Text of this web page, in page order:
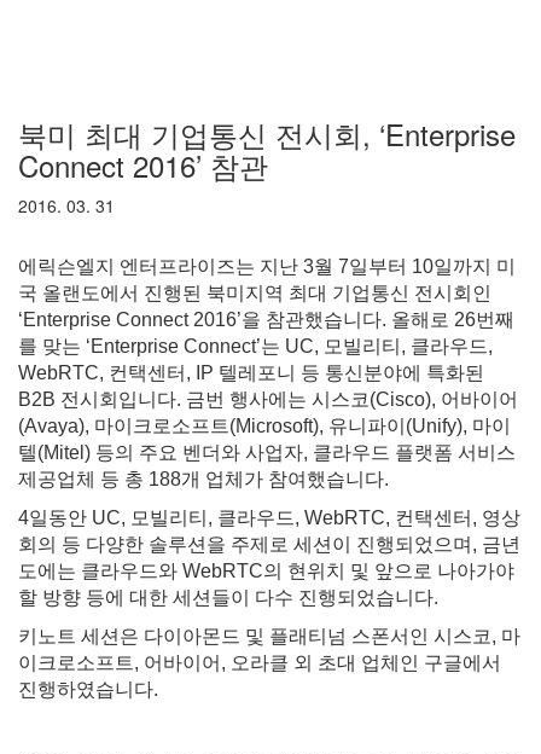
북미 최대 기업통신 전시회, ‘Enterprise
Connect 2016’ 참관
2016. 03. 31
에릭슨엘지 엔터프라이즈는 지난 3월 7일부터 10일까지 미
국 올랜도에서 진행된 북미지역 최대 기업통신 전시회인
‘Enterprise Connect 2016’을 참관했습니다. 올해로 26번째
를 맞는 ‘Enterprise Connect’는 UC, 모빌리티, 클라우드,
WebRTC, 컨택센터, IP 텔레포니 등 통신분야에 특화된
B2B 전시회입니다. 금번 행사에는 시스코(Cisco), 어바이어
(Avaya), 마이크로소프트(Microsoft), 유니파이(Unify), 마이
텔(Mitel) 등의 주요 벤더와 사업자, 클라우드 플랫폼 서비스
제공업체 등 총 188개 업체가 참여했습니다.
4일동안 UC, 모빌리티, 클라우드, WebRTC, 컨택센터, 영상
회의 등 다양한 솔루션을 주제로 세션이 진행되었으며, 금년
도에는 클라우드와 WebRTC의 현위치 및 앞으로 나아가야
할 방향 등에 대한 세션들이 다수 진행되었습니다.
키노트 세션은 다이아몬드 및 플래티넘 스폰서인 시스코, 마
이크로소프트, 어바이어, 오라클 외 초대 업체인 구글에서
진행하였습니다.